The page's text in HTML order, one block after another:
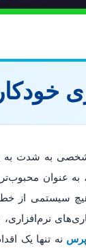
به شدت به
سیستمی از
نه تنها یک